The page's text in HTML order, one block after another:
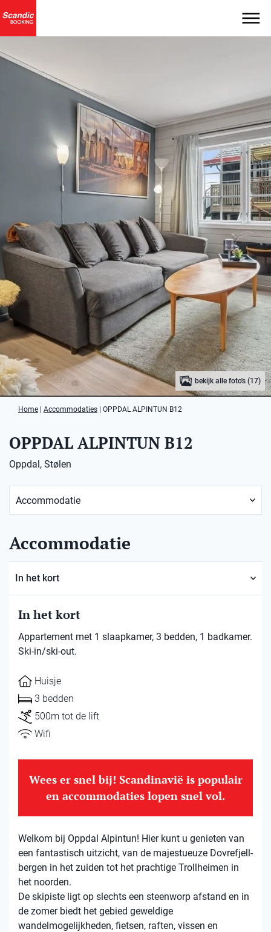
bekijk alle foto's (17)
Home Accommodaties OPPDAL ALPINTUN B12
OPPDAL ALPINTUN B12
Oppdal, Stølen
Accommodatie
In het kort
In het kort
Appartement met 1 slaapkamer, 3 bedden, 1 badkamer.
Ski-in/ski-out.
Huisje
3 bedden
500m tot de lift
Wifi
Wees er snel bij! Scandinavië is populair
en accommodaties lopen snel vol.
Welkom bij Oppdal Alpintun! Hier kunt u genieten van
een fantastisch uitzicht, van de majestueuze Dovrefjell-
bergen in het zuiden tot het prachtige Trollheimen in
het noorden.
De skipiste ligt op slechts een steenworp afstand en in
de zomer biedt het gebied geweldige
wandelmogelijkheden, fietsen, raften, vissen en